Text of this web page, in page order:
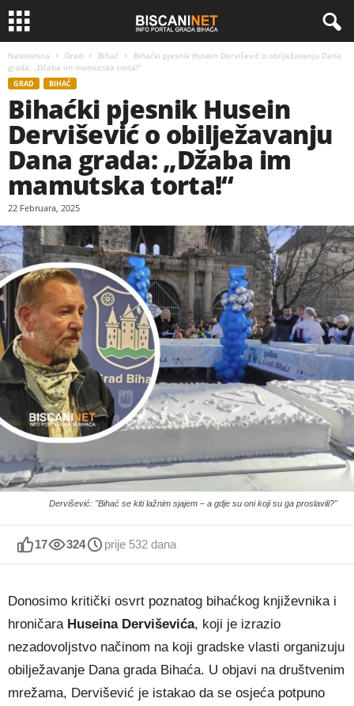
Naslovnica Grad Bihać
Bihaćki pjesnik Husein Dervišević o obilježavanju Dana
grada: „Džaba im mamutska torta!“
GRAD BIHAĆ
Bihaćki pjesnik Husein
Dervišević o obilježavanju
Dana grada: „Džaba im
mamutska torta!“
22 Februara, 2025
Dervišević: "Bihać se kiti lažnim sjajem – a gdje su oni koji su ga proslavili?"
17 324 prije 532 dana
Donosimo kritički osvrt poznatog bihaćkog književnika i
hroničara Huseina Derviševića, koji je izrazio
nezadovoljstvo načinom na koji gradske vlasti organizuju
obilježavanje Dana grada Bihaća. U objavi na društvenim
mrežama, Dervišević je istakao da se osjeća potpuno